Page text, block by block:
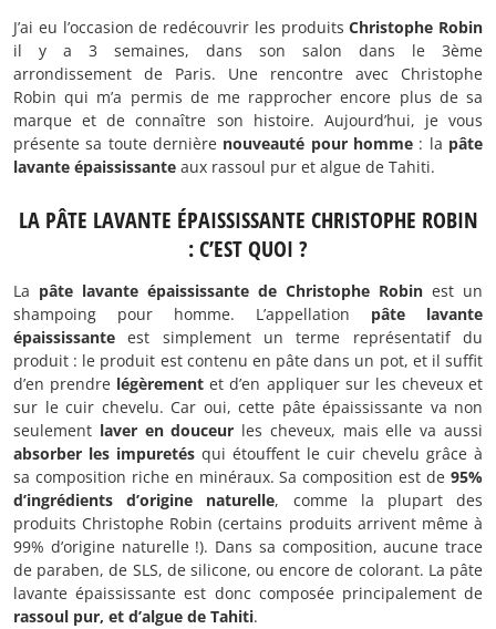
J’ai eu l’occasion de redécouvrir les produitsChristophe Robin
il y a 3 semaines, dans son salon dans le 3ème
arrondissement de Paris. Une rencontre avec Christophe
Robin qui m’a permis de me rapprocher encore plus de sa
marque et de connaître son histoire. Aujourd’hui, je vous
présente sa toute dernière nouveauté pour homme : la pâte
lavante épaississante aux rassoul pur et algue de Tahiti.
LA PÂTE LAVANTE ÉPAISSISSANTE CHRISTOPHE ROBIN
: C’EST QUOI ?
La pâte lavante épaississante de Christophe Robin est un
shampoing pour homme. L’appellation pâte lavante
épaississante est simplement un terme représentatif du
produit : le produit est contenu en pâte dans un pot, et il suffit
d’en prendre légèrement et d’en appliquer sur les cheveux et
sur le cuir chevelu. Car oui, cette pâte épaississante va non
seulement laver en douceur les cheveux, mais elle va aussi
absorber les impuretés qui étouffent le cuir chevelu grâce à
sa composition riche en minéraux. Sa composition est de 95%
d’ingrédients d’origine naturelle, comme la plupart des
produits Christophe Robin (certains produits arrivent même à
99% d’origine naturelle !). Dans sa composition, aucune trace
de paraben, de SLS, de silicone, ou encore de colorant. La pâte
lavante épaississante est donc composée principalement de
rassoul pur, et d’algue de Tahiti.